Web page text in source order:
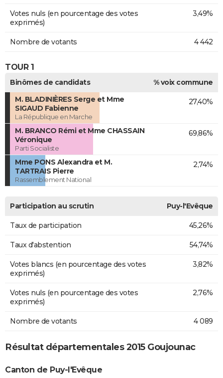
Votes nuls (en pourcentage des votes
exprimés)
3,49%
Nombre de votants 4 442
TOUR 1
Binômes de candidats
% voix commune
M. BLADINIÈRES Serge et Mme
SIGAUD Fabienne
La République en Marche
27,40%
M. BRANCO Rémi et Mme CHASSAIN
Véronique
Parti Socialiste
69,86%
Mme PONS Alexandra et M.
TARTRAIS Pierre
Rassemblement National
2,74%
Participation au scrutin Puy-l'Evêque
Taux de participation 45,26%
Taux d'abstention 54,74%
Votes blancs (en pourcentage des votes
exprimés)
3,82%
Votes nuls (en pourcentage des votes
exprimés)
2,76%
Nombre de votants 4 089
Résultat départementales 2015 Goujounac
Canton de Puy-l'Evêque